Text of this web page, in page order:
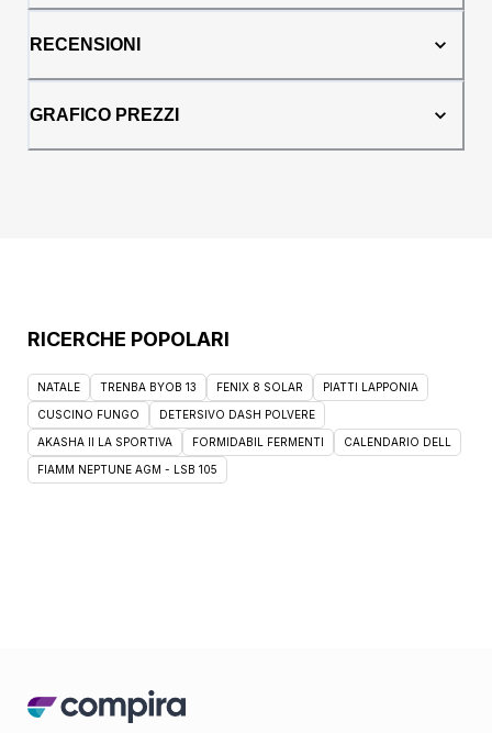
RECENSIONI
GRAFICO PREZZI
RICERCHE POPOLARI
NATALE TRENBA BYOB 13 FENIX 8 SOLAR PIATTI LAPPONIA
CUSCINO FUNGO DETERSIVO DASH POLVERE
AKASHA II LA SPORTIVA FORMIDABIL FERMENTI CALENDARIO DELL
FIAMM NEPTUNE AGM - LSB 105